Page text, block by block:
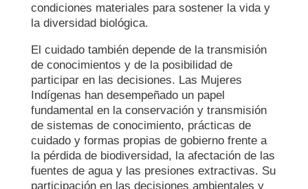
condiciones materiales para sostener la vida y
la diversidad biológica.
El cuidado también depende de la transmisión
de conocimientos y de la posibilidad de
participar en las decisiones. Las Mujeres
Indígenas han desempeñado un papel
fundamental en la conservación y transmisión
de sistemas de conocimiento, prácticas de
cuidado y formas propias de gobierno frente a
la pérdida de biodiversidad, la afectación de las
fuentes de agua y las presiones extractivas. Su
participación en las decisiones ambientales y